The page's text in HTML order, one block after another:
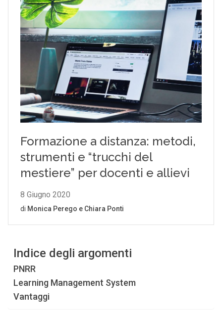
Indice degli argomenti
PNRR
Learning Management System
Vantaggi